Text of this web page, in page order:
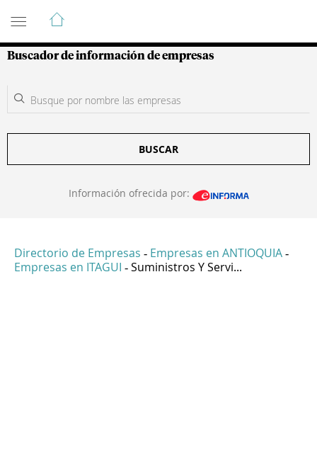
Guía de Empresas Colombianas
Buscador de información de empresas
BUSCAR
Información ofrecida por:
Directorio de Empresas - Empresas en ANTIOQUIA -
Empresas en ITAGUI - Suministros Y Servi...